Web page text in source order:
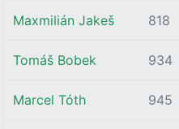
Maxmilián Jakeš 818
Tomáš Bobek 934
Marcel Tóth 945